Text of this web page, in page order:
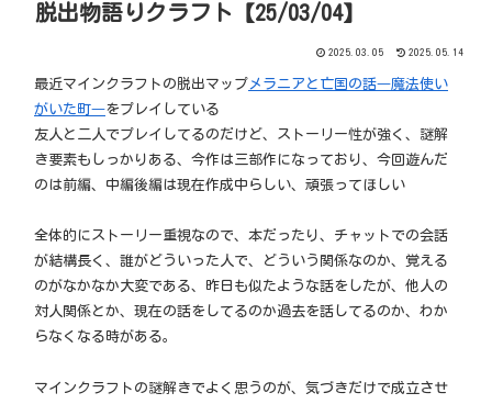
脱出物語りクラフト【25/03/04】
2025.03.05 2025.05.14
最近マインクラフトの脱出マップ メラニアと亡国の話―魔法使い
がいた町―をプレイしている
友人と二人でプレイしてるのだけど、ストーリー性が強く、謎解
き要素もしっかりある、今作は三部作になっており、今回遊んだ
のは前編、中編後編は現在作成中らしい、頑張ってほしい
全体的にストーリー重視なので、本だったり、チャットでの会話
が結構長く、誰がどういった人で、どういう関係なのか、覚える
のがなかなか大変である、昨日も似たような話をしたが、他人の
対人関係とか、現在の話をしてるのか過去を話してるのか、わか
らなくなる時がある。
マインクラフトの謎解きでよく思うのが、気づきだけで成立させ